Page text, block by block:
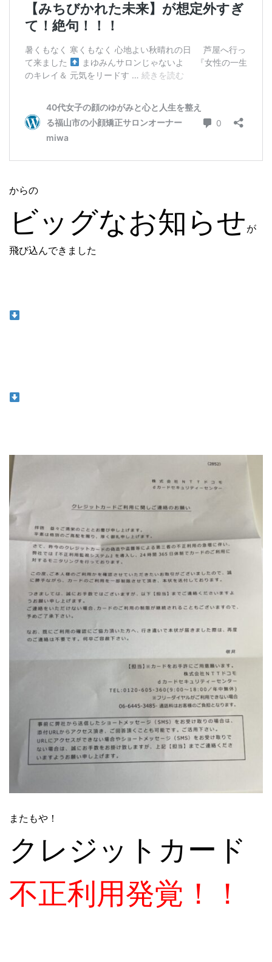
からの
ビッグなお知らせが
飛び込んできました
またもや！
クレジットカード
不正利用発覚！！